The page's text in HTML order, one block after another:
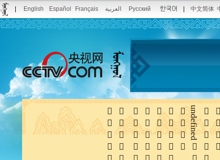
English Español Français العربية Русский 中文简体
 

